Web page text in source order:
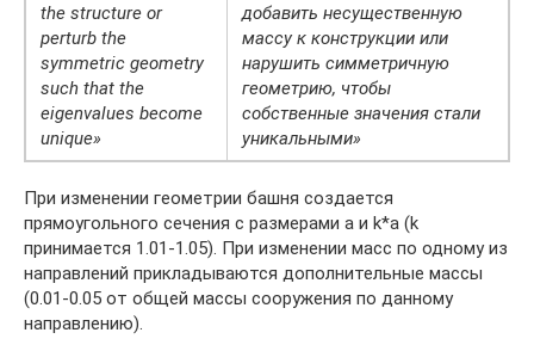
the structure or
perturb the
symmetric geometry
such that the
eigenvalues become
unique»
добавить несущественную
массу к конструкции или
нарушить симметричную
геометрию, чтобы
собственные значения стали
уникальными»
При изменении геометрии башня создается
прямоугольного сечения с размерами а и k*a (k
принимается 1.01-1.05). При изменении масс по одному из
направлений прикладываются дополнительные массы
(0.01-0.05 от общей массы сооружения по данному
направлению).